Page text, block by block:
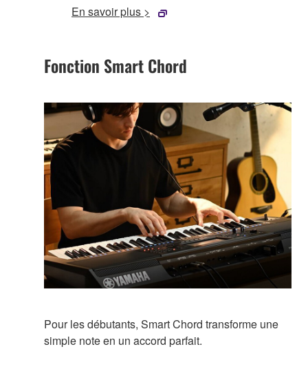
En savoir plus >
Fonction Smart Chord
Pour les débutants, Smart Chord transforme une
simple note en un accord parfait.